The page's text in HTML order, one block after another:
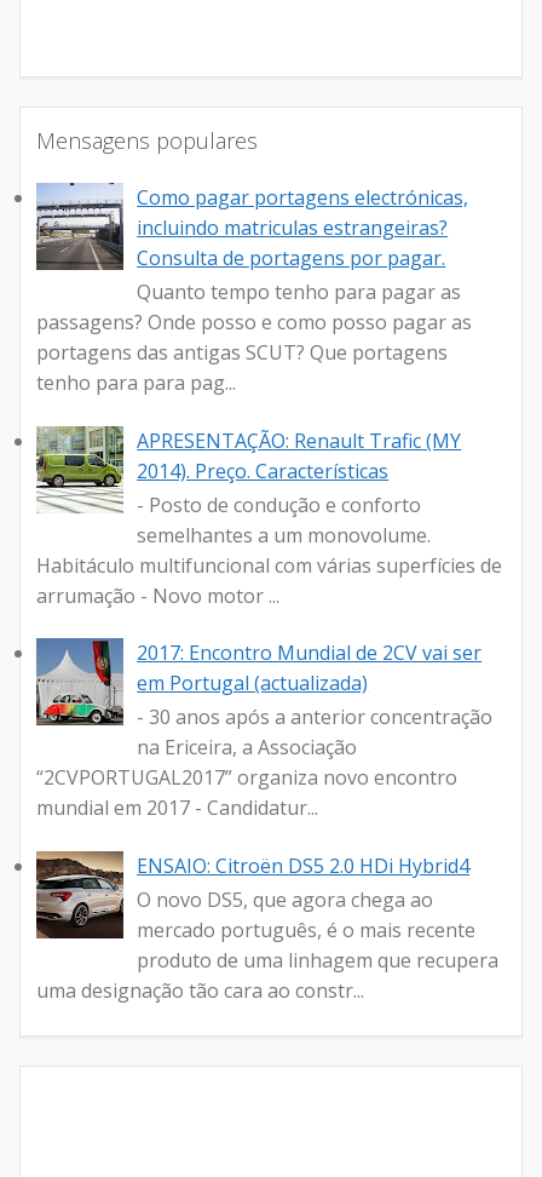
Mensagens populares
Como pagar portagens electrónicas,
incluindo matriculas estrangeiras?
Consulta de portagens por pagar.
Quanto tempo tenho para pagar as
passagens? Onde posso e como posso pagar as
portagens das antigas SCUT? Que portagens
tenho para para pag...
APRESENTAÇÃO: Renault Trafic (MY
2014). Preço. Características
- Posto de condução e conforto
semelhantes a um monovolume.
Habitáculo multifuncional com várias superfícies de
arrumação - Novo motor ...
2017: Encontro Mundial de 2CV vai ser
em Portugal (actualizada)
- 30 anos após a anterior concentração
na Ericeira, a Associação
“2CVPORTUGAL2017” organiza novo encontro
mundial em 2017 - Candidatur...
ENSAIO: Citroën DS5 2.0 HDi Hybrid4
O novo DS5, que agora chega ao
mercado português, é o mais recente
produto de uma linhagem que recupera
uma designação tão cara ao constr...